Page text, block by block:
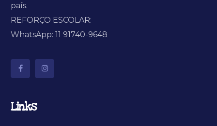
país.
REFORÇO ESCOLAR:
WhatsApp: 11 91740-9648
Links